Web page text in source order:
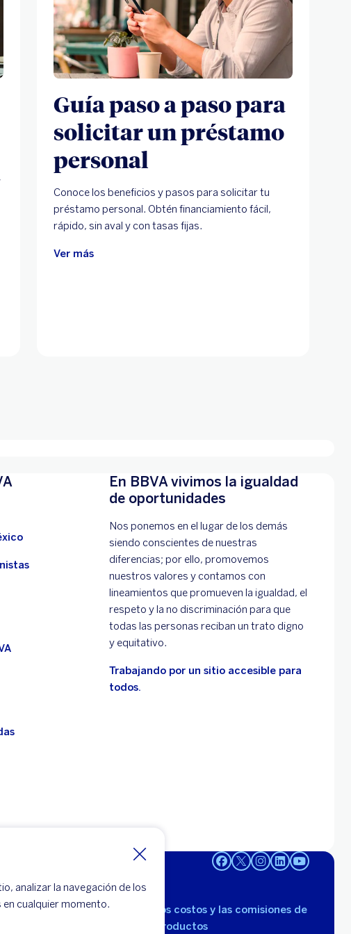
analizar la navegación de los
cualquier momento.
Guía paso a paso para
solicitar un préstamo
personal
Conoce los beneficios y pasos para solicitar tu
préstamo personal. Obtén financiamiento fácil,
rápido, sin aval y con tasas fijas.
Ver más
En BBVA vivimos la igualdad
de oportunidades
Nos ponemos en el lugar de los demás
siendo conscientes de nuestras
diferencias; por ello, promovemos
nuestros valores y contamos con
lineamientos que promueven la igualdad, el
respeto y la no discriminación para que
todas las personas reciban un trato digno
y equitativo.
Trabajando por un sitio accesible para
todos.
Consulta los costos y las comisiones de
nuestros productos